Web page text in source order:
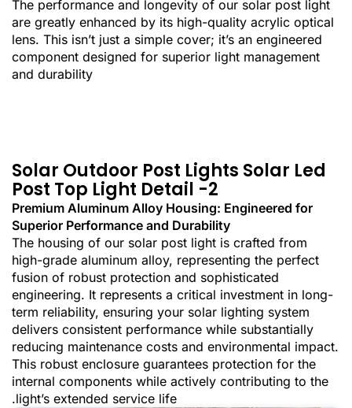
The performance and longevity of our solar post light
are greatly enhanced by its high-quality acrylic optical
lens. This isn’t just a simple cover; it’s an engineered
component designed for superior light management
and durability
Solar Outdoor Post Lights ​Solar Led
Post Top Light Detail -2
Premium Aluminum Alloy Housing: Engineered for
Superior Performance and Durability
The housing of our solar post light is crafted from
high-grade aluminum alloy, representing the perfect
fusion of robust protection and sophisticated
engineering. It represents a critical investment in long-
term reliability, ensuring your solar lighting system
delivers consistent performance while substantially
reducing maintenance costs and environmental impact.
This robust enclosure guarantees protection for the
internal components while actively contributing to the
light’s extended service life.